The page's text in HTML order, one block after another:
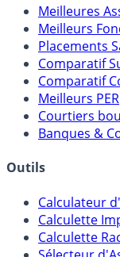
Meilleures
Meilleurs
Placements
Comparatif
Comparatif
Meilleurs PER
Courtiers
Banques &
Outils
Calculateur
Calculette
Calculette